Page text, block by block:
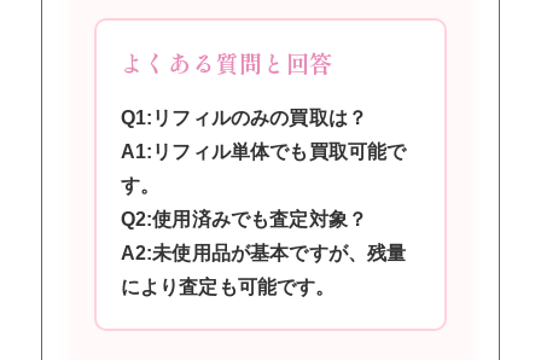
よくある質問と回答
Q1:リフィルのみの買取は？
A1:リフィル単体でも買取可能で
す。
Q2:使用済みでも査定対象？
A2:未使用品が基本ですが、残量
により査定も可能です。